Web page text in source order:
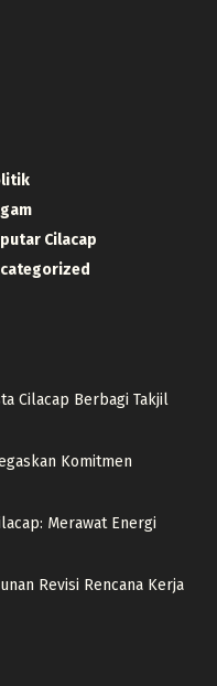
Cilacap
Cilacap Berbagi Takjil
Komitmen
Merawat Energi
Revisi Rencana Kerja